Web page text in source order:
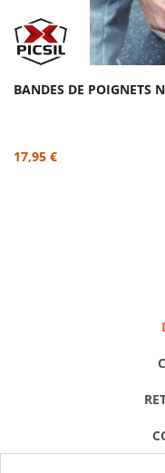
BANDES DE POIGNETS
17,95 €